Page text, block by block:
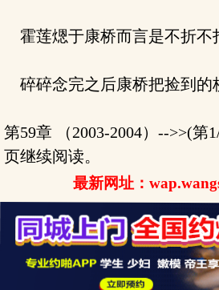
霍莲煾于康桥而言是不折不
碎碎念完之后康桥把捡到的
第59章 （2003-2004）-->>(第
页继续阅读。
最新网址：